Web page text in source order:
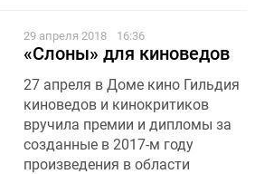
29 апреля 2018 16:36
«Слоны» для киноведов
27 апреля в Доме кино Гильдия
киноведов и кинокритиков
вручила премии и дипломы за
созданные в 2017-м году
произведения в области